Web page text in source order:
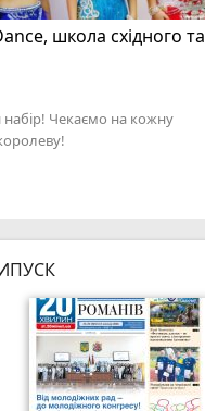
набір! Чекаємо на кожну